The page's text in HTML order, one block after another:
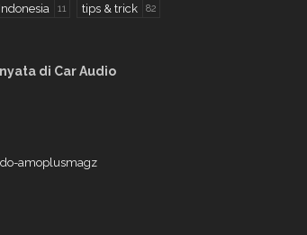
11 tips & trick 82
di Car Audio